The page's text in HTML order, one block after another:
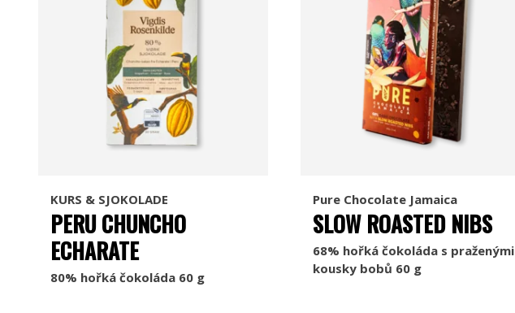
KURS & SJOKOLADE
PERU CHUNCHO
ECHARATE
80% hořká čokoláda 60 g
Pure Chocolate Jamaica
SLOW ROASTED NIBS
68% hořká čokoláda s praženými
kousky bobů 60 g